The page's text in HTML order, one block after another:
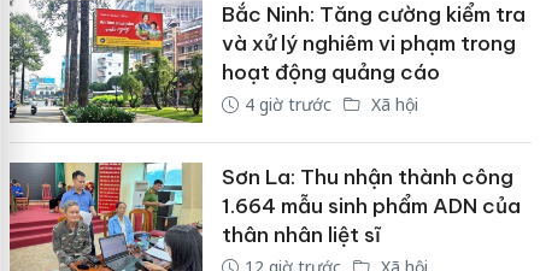
Bắc Ninh: Tăng cường kiểm tra
và xử lý nghiêm vi phạm trong
hoạt động quảng cáo
4 giờ trước Xã hội
Sơn La: Thu nhận thành công
1.664 mẫu sinh phẩm ADN của
thân nhân liệt sĩ